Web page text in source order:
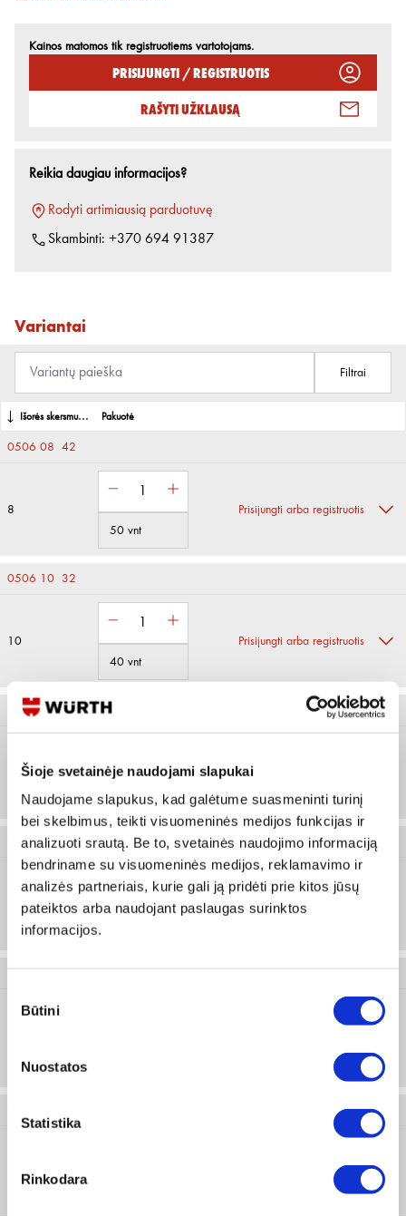
Šioje svetainėje naudojami slapukai
Naudojame slapukus, kad galėtume suasmeninti turinį
bei skelbimus, teikti visuomeninės medijos funkcijas ir
analizuoti srautą. Be to, svetainės naudojimo informaciją
bendriname su visuomeninės medijos, reklamavimo ir
analizės partneriais, kurie gali ją pridėti prie kitos jūsų
pateiktos arba naudojant paslaugas surinktos
informacijos.
pasirinkimas
Būtini
Nuostatos
Statistika
Rinkodara
Kainos matomos tik registruotiems vartotojams.
Prisijungti / Registruotis
Rašyti užklausą
Reikia daugiau informacijos?
Rodyti artimiausią parduotuvę
Skambinti: +370 694 91387
Variantai
Filtrai
Išorės skersmuo [mm]Pakuotė
0506 08 42
8
50 vnt
Prisijungti arba registruotis
0506 10 32
10
40 vnt
Prisijungti arba registruotis
0506 10 35
12
30 vnt
Prisijungti arba registruotis
0506 10 40
Prisijungti arba registruotis
0506 10 60
Prisijungti arba registruotis